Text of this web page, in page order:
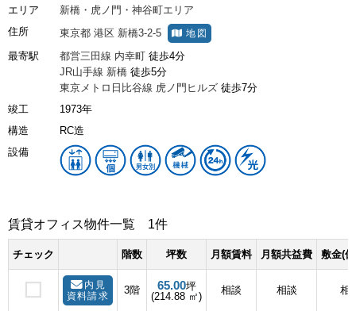
エリア
新橋・虎ノ門・神谷町エリア
住所
東京都 港区 新橋3-2-5 地図
最寄駅 都営三田線 内幸町 徒歩4分
JR山手線 新橋 徒歩5分
東京メトロ日比谷線 虎ノ門ヒルズ 徒歩7分
竣工
1973年
構造
RC造
設備
賃貸オフィス物件一覧 1件
チェック 階数 坪数 月額賃料 月額共益費 敷金(
内見
資料請求
3階 65.00坪
(214.88 ㎡)
相談 相談 相